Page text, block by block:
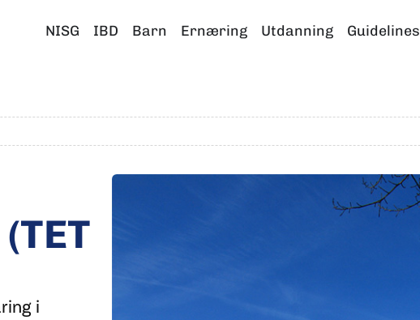
NISG IBD Barn Ernæring Utdanning Guidelines
i